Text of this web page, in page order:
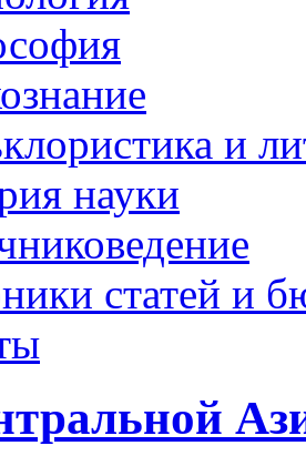
и
науки
статей и